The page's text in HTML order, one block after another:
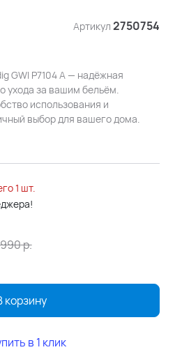
Артикул 2750754
GWI P7104 A — надёжная
ухода за вашим бельём.
использования и
выбор для вашего дома.
1 шт.
990р.
корзину
в 1 клик